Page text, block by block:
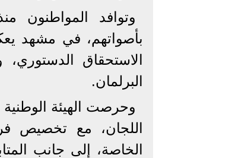
وتوافد المواطنون
بأصواتهم، في مشهد
الاستحقاق
البرلمان.
وحرصت الهيئة الوطنية
اللجان، مع تخصيص
الخاصة، إلى جانب